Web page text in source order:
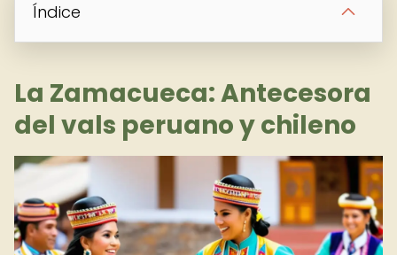
Índice
La Zamacueca: Antecesora
del vals peruano y chileno